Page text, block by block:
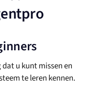
u kunt missen en
te leren kennen.